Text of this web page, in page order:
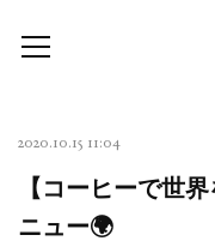
2020.10.15 11:04
【コーヒーで世
ニュー🌍